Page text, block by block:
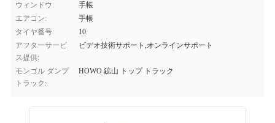
ウィンドウ:
手帳
エアコン:
手帳
タイヤ番号:
10
アフターサービ
ス提供:
ビデオ技術サポート,オンラインサポート
モンゴル ダンプ
トラック:
HOWO 鉱山 トップ トラック